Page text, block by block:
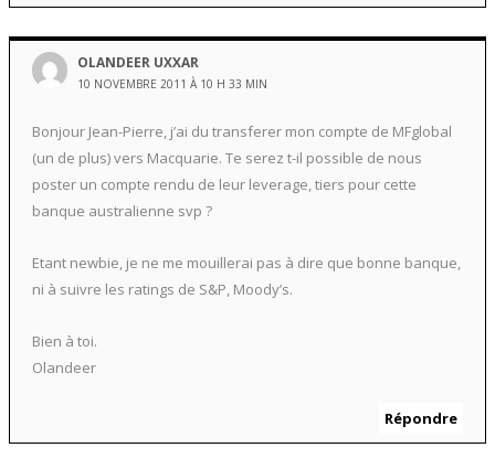
OLANDEER UXXAR
10 NOVEMBRE 2011 À 10 H 33 MIN
Bonjour Jean-Pierre, j’ai du transferer mon compte de MFglobal
(un de plus) vers Macquarie. Te serez t-il possible de nous
poster un compte rendu de leur leverage, tiers pour cette
banque australienne svp ?
Etant newbie, je ne me mouillerai pas à dire que bonne banque,
ni à suivre les ratings de S&P, Moody’s.
Bien à toi.
Olandeer
Répondre